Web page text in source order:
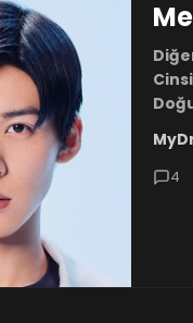
4